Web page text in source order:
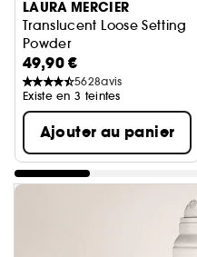
LAURA MERCIER
Translucent Loose Setting
Powder
Poudre Libre Fixante
49,90 €
5628avis
Existe en 3 teintes
Ajouter au panier